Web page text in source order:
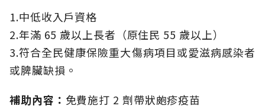
1.中低收入戶資格
2.年滿 65 歲以上長者（原住民 55 歲以上）
3.符合全民健康保險重大傷病項目或愛滋病感染者
或脾臟缺損。
補助內容： 免費施打 2 劑帶狀皰疹疫苗